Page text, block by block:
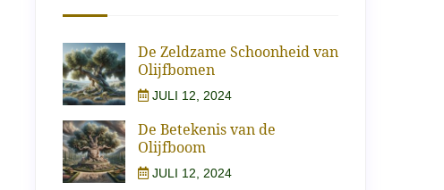
De Zeldzame Schoonheid van
Olijfbomen
JULI 12, 2024
De Betekenis van de
Olijfboom
JULI 12, 2024